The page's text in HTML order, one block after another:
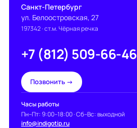
Санкт-Петербург
ул. Белоостровская, 27
197342· ст.м. Чёрная речка
+7 (812) 509-66-46
Позвонить →
Часы работы
Пн–Пт: 9:00–18:00 · Сб–Вс: выходной
info@indigotip.ru